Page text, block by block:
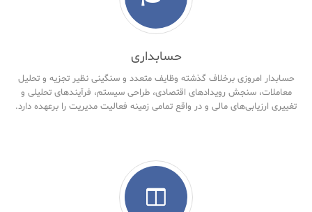
حسابداری
حسابدار امروزی برخلاف گذشته وظایف متعدد و سنگینی نظیر تجزیه و تحلیل
معاملات، سنجش رویدادهای اقتصادی، طراحی سیستم، فرآیندهای تحلیلی و
تغییری ارزیابی‌های مالی و در واقع تمامی زمینه فعالیت مدیریت را برعهده دارد.